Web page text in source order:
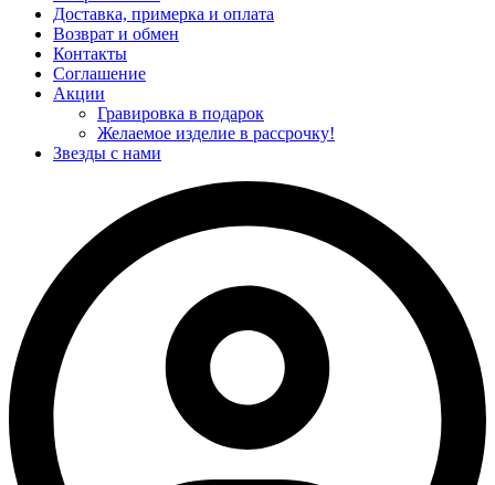
Доставка, примерка и оплата
Возврат и обмен
Контакты
Соглашение
Акции
Гравировка в подарок
Желаемое изделие в рассрочку!
Звезды с нами